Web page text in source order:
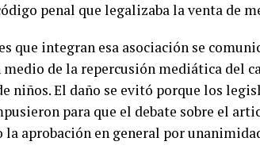
penal que legalizaba la venta de
que integran esa asociación se
de la repercusión mediática del
niños. El daño se evitó porque los
para que el debate sobre el
aprobación en general por